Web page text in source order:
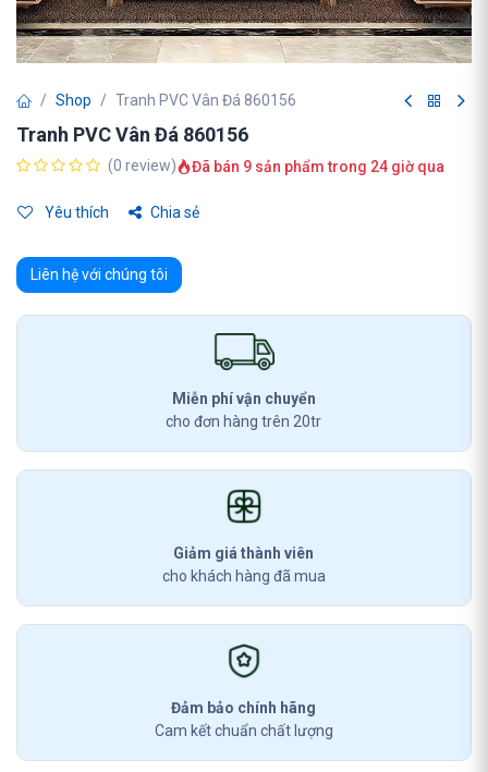
Shop Tranh PVC Vân Đá 860156
Tranh PVC Vân Đá 860156
(0 review) Đã bán 9 sản phẩm trong 24 giờ qua
Yêu thích Chia sẻ
Liên hệ với chúng tôi
Miễn phí vận chuyển
cho đơn hàng trên 20tr
Giảm giá thành viên
cho khách hàng đã mua
Đảm bảo chính hãng
Cam kết chuẩn chất lượng